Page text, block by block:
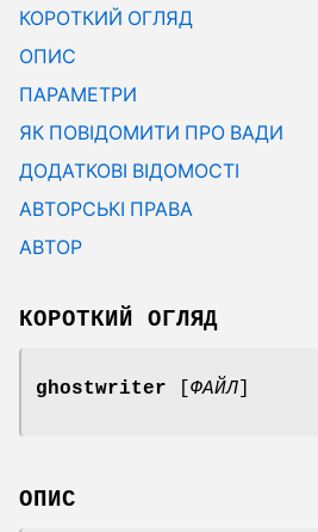
КОРОТКИЙ ОГЛЯД
ОПИС
ПАРАМЕТРИ
ЯК ПОВІДОМИТИ ПРО ВАДИ
ДОДАТКОВІ ВІДОМОСТІ
АВТОРСЬКІ ПРАВА
АВТОР
КОРОТКИЙ ОГЛЯД
ghostwriter ФАЙЛ
ОПИС